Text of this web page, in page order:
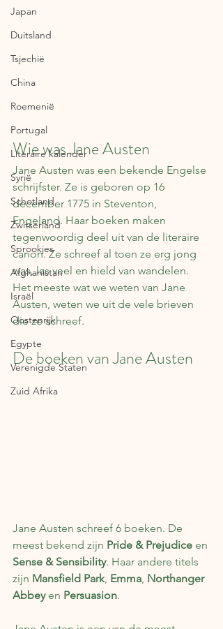
Japan
Duitsland
Tsjechië
China
Roemenië
Portugal
Literaire kalender
Syrië
Schotland
Zwitserland
Sprookjes
Afghanistan
Israël
Oostenrijk
Egypte
Verenigde Staten
Zuid Afrika
Wie was Jane Austen
Jane Austen was een bekende Engelse
schrijfster. Ze is geboren op 16
december 1775 in Steventon,
Engeland. Haar boeken maken
tegenwoordig deel uit van de literaire
canon. Ze schreef al toen ze erg jong
was, las veel en hield van wandelen.
Het meeste wat we weten van Jane
Austen, weten we uit de vele brieven
die ze schreef.
De boeken van Jane Austen
Jane Austen schreef 6 boeken. De
meest bekend zijn Pride & Prejudice en
Sense & Sensibility. Haar andere titels
zijn Mansfield Park, Emma, Northanger
Abbey en Persuasion.